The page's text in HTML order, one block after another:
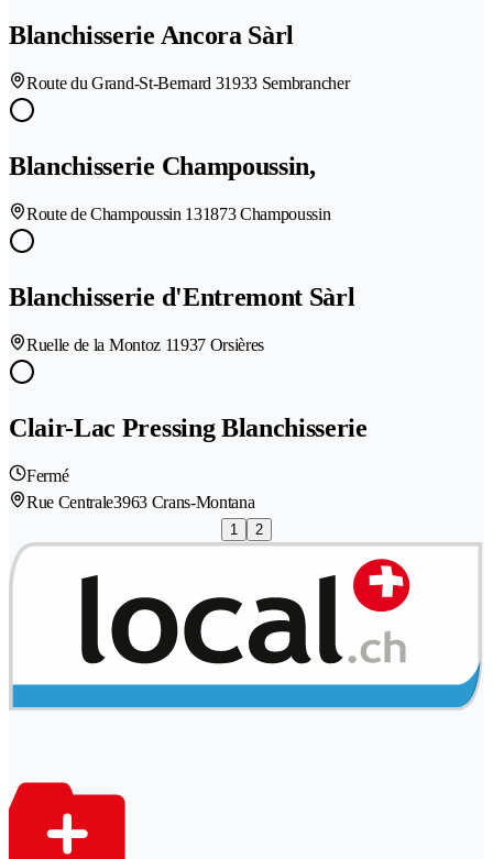
Blanchisserie Ancora Sàrl
Route du Grand-St-Bernard 31933 Sembrancher
Blanchisserie Champoussin,
Route de Champoussin 131873 Champoussin
Blanchisserie d'Entremont Sàrl
Ruelle de la Montoz 11937 Orsières
Clair-Lac Pressing Blanchisserie
Fermé
Rue Centrale3963 Crans-Montana
1 2